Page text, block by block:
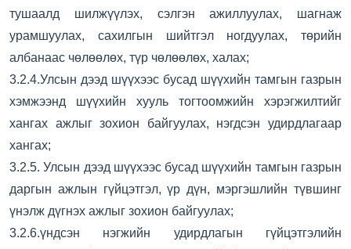
тушаалд шилжүүлэх, сэлгэн ажиллуулах, шагнаж
урамшуулах, сахилгын шийтгэл ногдуулах, төрийн
албанаас чөлөөлөх, түр чөлөөлөх, халах;
3.2.4.Улсын дээд шүүхээс бусад шүүхийн тамгын газрын
хэмжээнд шүүхийн хууль тогтоомжийн хэрэгжилтийг
хангах ажлыг зохион байгуулах, нэгдсэн удирдлагаар
хангах;
3.2.5. Улсын дээд шүүхээс бусад шүүхийн тамгын газрын
даргын ажлын гүйцэтгэл, үр дүн, мэргэшлийн түвшинг
үнэлж дүгнэх ажлыг зохион байгуулах;
3.2.6.үндсэн нэгжийн удирдлагын гүйцэтгэлийн